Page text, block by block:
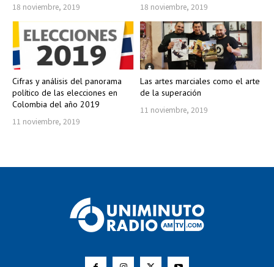
18 noviembre, 2019 18 noviembre, 2019
Cifras y análisis del panorama
político de las elecciones en
Colombia del año 2019
11 noviembre, 2019
Las artes marciales como el arte
de la superación
11 noviembre, 2019